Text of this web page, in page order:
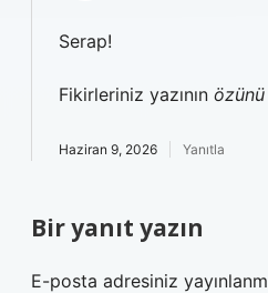
Serap!
Fikirleriniz yazının özünü
Haziran 9, 2026 Yanıtla
Bir yanıt yazın
E-posta adresiniz